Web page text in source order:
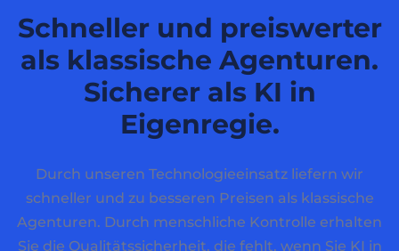
Schneller und preiswerter
als klassische Agenturen.
Sicherer als KI in
Eigenregie.
Durch unseren Technologieeinsatz liefern wir
schneller und zu besseren Preisen als klassische
Agenturen. Durch menschliche Kontrolle erhalten
Sie die Qualitätssicherheit, die fehlt, wenn Sie KI in